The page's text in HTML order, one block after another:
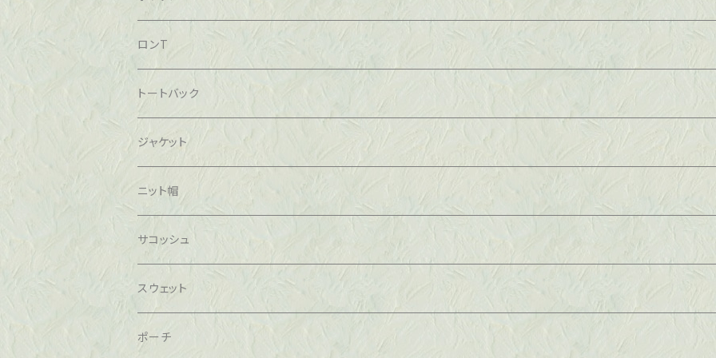
ロンT
トートバック
ジャケット
ニット帽
サコッシュ
スウェット
ポーチ